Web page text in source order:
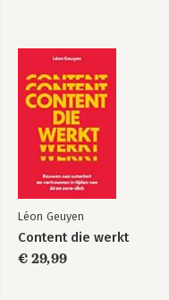
Léon Geuyen
Content die werkt
€ 29,99